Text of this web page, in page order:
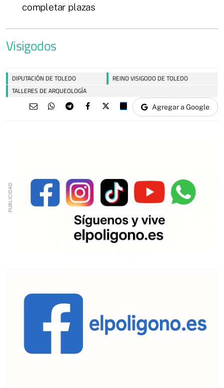
completar plazas
Visigodos
DIPUTACIÓN DE TOLEDO
REINO VISIGODO DE TOLEDO
TALLERES DE ARQUEOLOGÍA
Agregar a Google